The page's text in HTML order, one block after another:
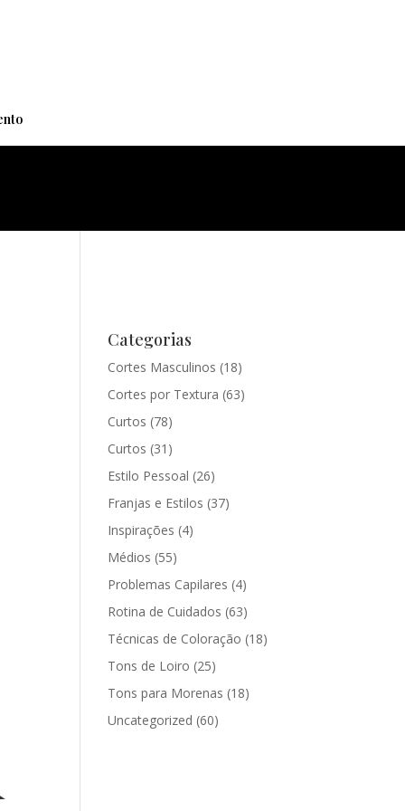
Categorias
Cortes Masculinos (18)
Cortes por Textura (63)
Curtos (78)
Curtos (31)
Estilo Pessoal (26)
Franjas e Estilos (37)
Inspirações (4)
Médios (55)
Problemas Capilares (4)
Rotina de Cuidados (63)
Técnicas de Coloração (18)
Tons de Loiro (25)
Tons para Morenas (18)
Uncategorized (60)